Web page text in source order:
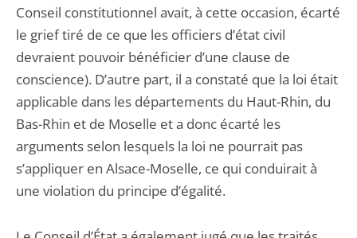
Conseil constitutionnel avait, à cette occasion, écarté
le grief tiré de ce que les officiers d’état civil
devraient pouvoir bénéficier d’une clause de
conscience). D’autre part, il a constaté que la loi était
applicable dans les départements du Haut-Rhin, du
Bas-Rhin et de Moselle et a donc écarté les
arguments selon lesquels la loi ne pourrait pas
s’appliquer en Alsace-Moselle, ce qui conduirait à
une violation du principe d’égalité.